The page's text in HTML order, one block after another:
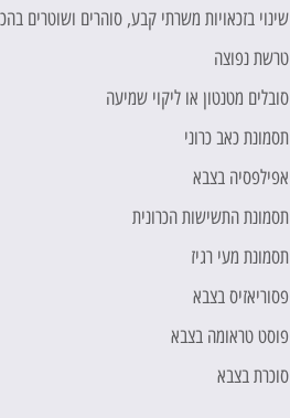
שינוי בזכאויות משרתי קבע, סוהרים ושוטרים
טרשת נפוצה
סובלים מטנטון או ליקוי שמיעה
תסמונת כאב כרוני
אפילפסיה בצבא
תסמונת התשישות הכרונית
תסמונת מעי רגיז
פסוריאזיס בצבא
פוסט טראומה בצבא
סוכרת בצבא